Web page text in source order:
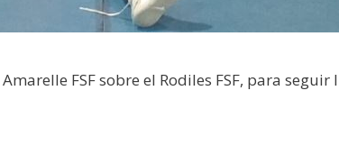
FSF sobre el Rodiles FSF, para seguir